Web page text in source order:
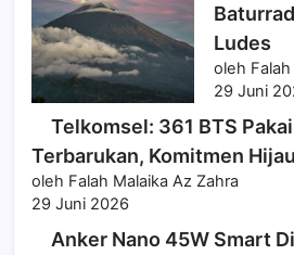
Ludes
oleh
29 Juni
Telkomsel: 361 BTS
Terbarukan, Komitmen
oleh Falah Malaika Az Zahra
29 Juni 2026
Anker Nano 45W Smart